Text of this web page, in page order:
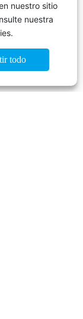
productos
de servicios
y resolverá su
nuestro sitio
nuestra
todo